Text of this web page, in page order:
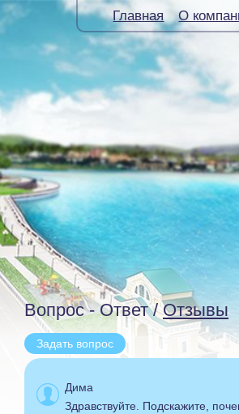
Главная О
Вопрос - Ответ /Отзывы
Задать вопрос
Дима
Здравствуйте. Подскажите,